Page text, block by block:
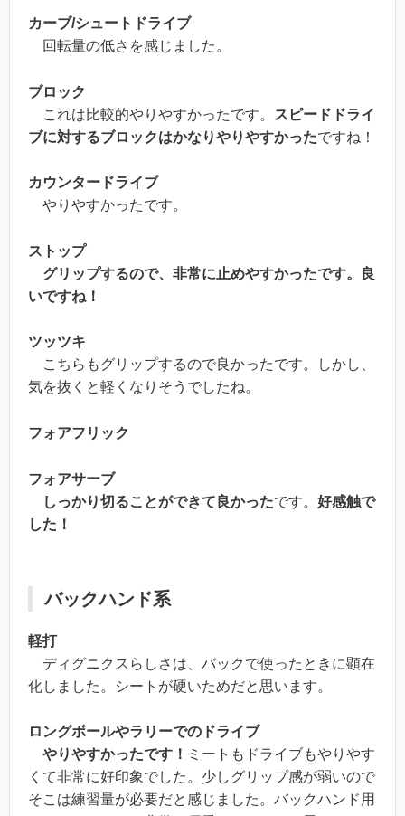
カーブ/シュートドライブ
回転量の低さを感じました。
ブロック
これは比較的やりやすかったです。
スピードドライ
ブに対するブロックはかなりやりやすかったですね！
カウンタードライブ
やりやすかったです。
ストップ
グリップするので、非常に止めやすかったです。良
いですね！
ツッツキ
こちらもグリップするので良かったです。しかし、
気を抜くと軽くなりそうでしたね。
フォアフリック
フォアサーブ
しっかり切ることができて良かったです。 好感触で
した！
バックハンド系
軽打
ディグニクスらしさは、バックで使ったときに顕在
化しました。シートが硬いためだと思います。
ロングボールやラリーでのドライブ
やりやすかったです！ ミートもドライブもやりやす
くて非常に好印象でした。少しグリップ感が弱いので
そこは練習量が必要だと感じました。バックハンド用